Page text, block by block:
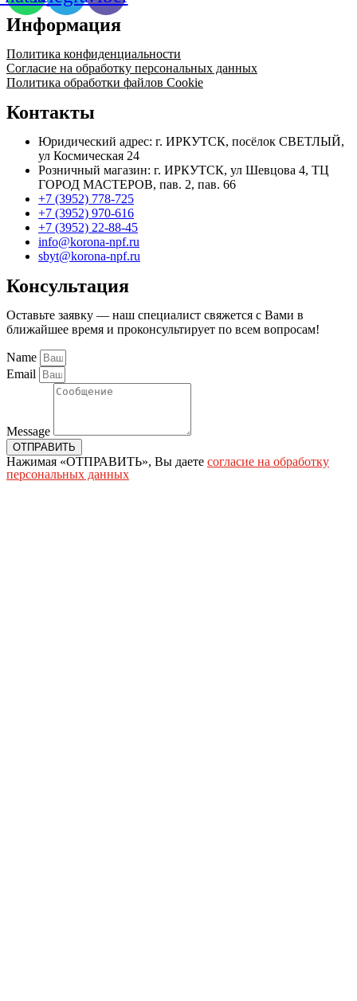
Информация
Политика конфиденциальности
Согласие на обработку персональных данных
Политика обработки файлов Cookie
Контакты
Юридический адрес: г. ИРКУТСК, посёлок СВЕТЛЫЙ,
ул Космическая 24
Розничный магазин: г. ИРКУТСК, ул Шевцова 4, ТЦ
ГОРОД МАСТЕРОВ, пав. 2, пав. 66
+7 (3952) 778-725
+7 (3952) 970-616
+7 (3952) 22-88-45
info@korona-npf.ru
sbyt@korona-npf.ru
Консультация
Оставьте заявку — наш специалист свяжется с Вами в
ближайшее время и проконсультирует по всем вопросам!
Name
Email
Message
ОТПРАВИТЬ
Нажимая «ОТПРАВИТЬ», Вы даете согласие на обработку
персональных данных